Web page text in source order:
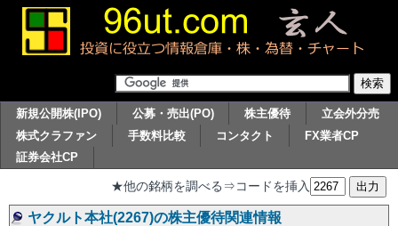
新規公開株(IPO) 公募・売出(PO) 株主優待
立会外分売
株式クラファン
手数料比較 コンタクト
FX業者CP
証券会社CP
★他の銘柄を調べる⇒コードを挿入
ヤクルト本社(2267)の株主優待関連情報